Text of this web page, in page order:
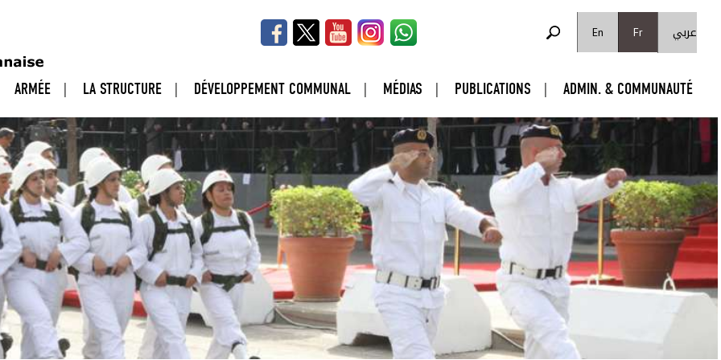
En
Fr عربي FORMULAIRE DE RECHERCHE
ARMÉE LA STRUCTURE DÉVELOPPEMENT COMMUNAL MÉDIAS PUBLICATIONS ADMIN. & COMMUNAUTÉ